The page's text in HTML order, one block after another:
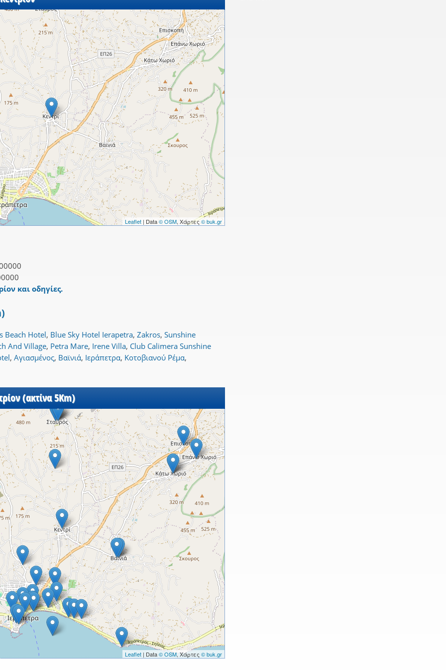
Leaflet| Data© OSM, Χάρτες© buk.gr
και οδηγίες.
Beach Hotel, Blue Sky Hotel Ierapetra, Zakros, Sunshine
And Village, Petra Mare, Irene Villa, Club Calimera Sunshine
, Αγιασμένος, Βαϊνιά, Ιεράπετρα, Κοτοβιανού Ρέμα,
(ακτίνα 5Km)
Leaflet| Data© OSM, Χάρτες © buk.gr